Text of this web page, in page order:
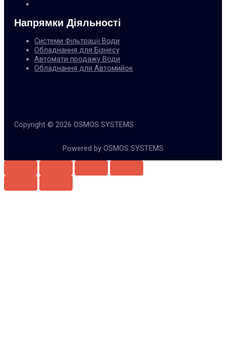
Напрямки Діяльності
Системи Фільтрації Води
Обладнання для Бізнесу
Автомати продажу Води
Обладнання для Автомийок
Copyright © 2026 OSMOS SYSTEMS
Powered by OSMOS SYSTEMS